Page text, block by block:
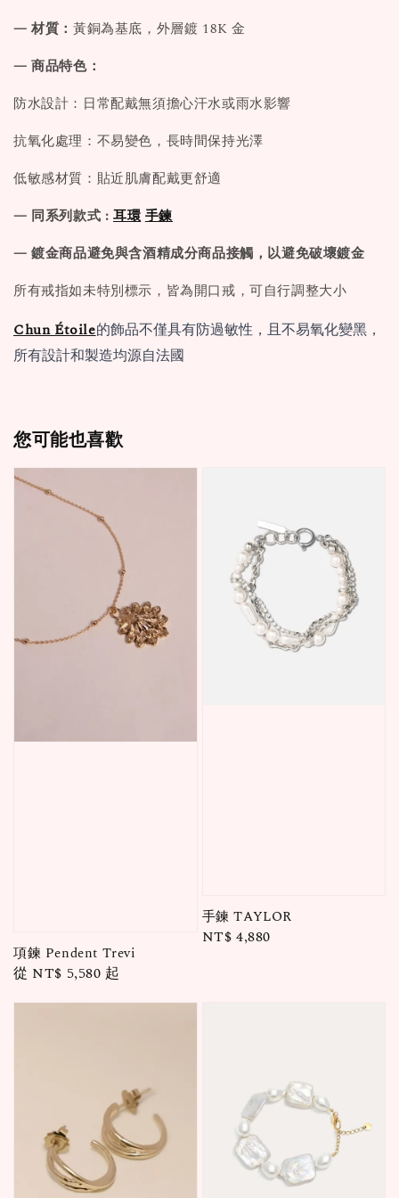
— 材質： 黃銅為基底，外層鍍 18K 金
— 商品特色：
防水設計：日常配戴無須擔心汗水或雨水影響
抗氧化處理：不易變色，長時間保持光澤
低敏感材質：貼近肌膚配戴更舒適
— 同系列款式 : 耳環 手鍊
— 鍍金商品避免與含酒精成分商品接觸，以避免破壞鍍金
所有戒指如未特別標示，皆為開口戒，可自行調整大小
Chun Étoile的飾品不僅具有防過敏性，且不易氧化變黑，
所有設計和製造均源自法國
您可能也喜歡
項鍊 Pendent Trevi
Regular
從 NT$ 5,580 起
手鍊 TAYLOR
Regular
NT$ 4,880